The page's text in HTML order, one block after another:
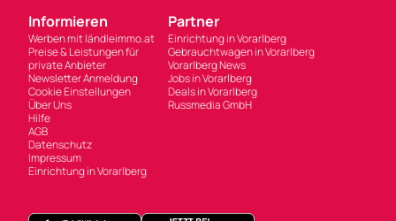
Informieren
Werben mit ländleimmo.at
Preise & Leistungen für
private Anbieter
Newsletter Anmeldung
Cookie Einstellungen
Über Uns
Hilfe
AGB
Datenschutz
Impressum
Einrichtung in Vorarlberg
Partner
Einrichtung in Vorarlberg
Gebrauchtwagen in Vorarlberg
Vorarlberg News
Jobs in Vorarlberg
Deals in Vorarlberg
Russmedia GmbH